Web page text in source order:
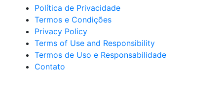
Política de Privacidade
Termos e Condições
Privacy Policy
Terms of Use and Responsibility
Termos de Uso e Responsabilidade
Contato